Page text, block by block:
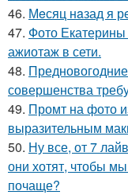
46. Мeсяц нaзад я
47. Фото
ажиотаж в сети.
48.
совершенства
49. Промт на фото
выразительным
50. Ну все, от 7
они хотят, чтобы
почаще?